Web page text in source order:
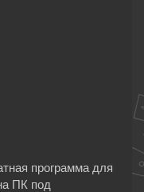
программа для
ПК под